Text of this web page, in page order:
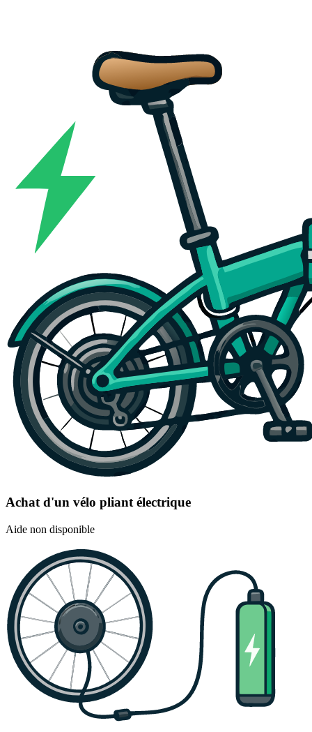
Achat d'un vélo pliant électrique
Aide non disponible